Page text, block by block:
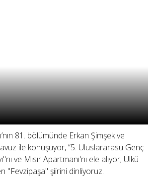
81. bölümünde Erkan Şimşek ve
ile konuşuyor, “5. Uluslararasu Genç
ve Mısır Apartmanı'nı ele alıyor; Ülkü
"Fevzipaşa" şiirini dinliyoruz.